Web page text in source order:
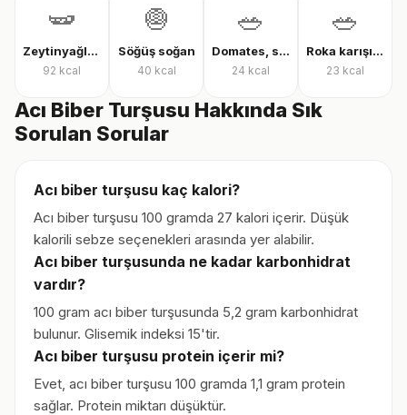
🫛
Zeytinyağlı çalı fasulyesi
92 kcal
🧅
Söğüş soğan
40 kcal
🥗
Domates, salatalık ve biber salatası
24 kcal
🥗
Roka karışık yeşillik
23 kcal
Acı Biber Turşusu Hakkında Sık
Sorulan Sorular
Acı biber turşusu kaç kalori?
Acı biber turşusu 100 gramda 27 kalori içerir. Düşük
kalorili sebze seçenekleri arasında yer alabilir.
Acı biber turşusunda ne kadar karbonhidrat
vardır?
100 gram acı biber turşusunda 5,2 gram karbonhidrat
bulunur. Glisemik indeksi 15'tir.
Acı biber turşusu protein içerir mi?
Evet, acı biber turşusu 100 gramda 1,1 gram protein
sağlar. Protein miktarı düşüktür.